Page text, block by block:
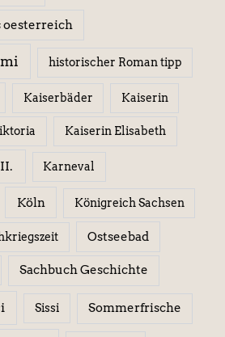
oesterreich
historischer Roman tipp
Kaiserbäder Kaiserin
Kaiserin Elisabeth
Karneval
Köln Königreich Sachsen
Ostseebad
Sachbuch Geschichte
Sissi Sommerfrische